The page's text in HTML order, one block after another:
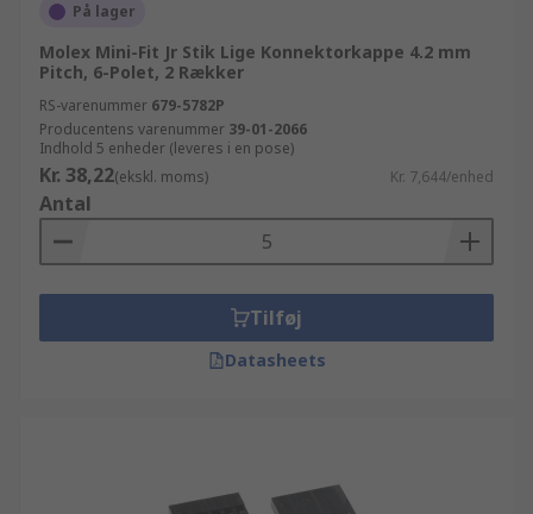
På lager
Molex Mini-Fit Jr Stik Lige Konnektorkappe 4.2 mm
Pitch, 6-Polet, 2 Rækker
RS-varenummer 679-5782P
Producentens varenummer 39-01-2066
Indhold 5 enheder (leveres i en pose)
Kr. 38,22(ekskl. moms) Kr. 7,644/enhed
Antal
Tilføj
Datasheets